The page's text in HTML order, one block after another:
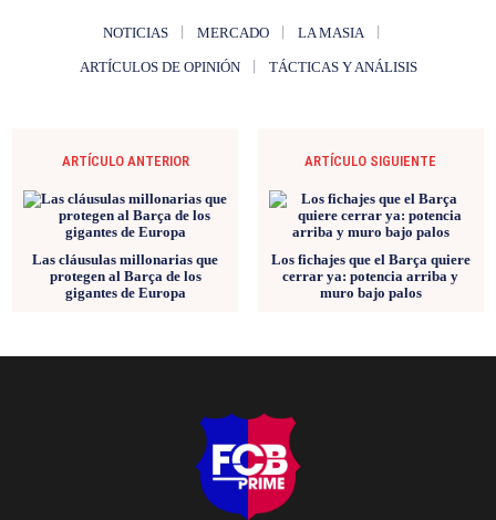
NOTICIAS MERCADO LA MASIA
ARTÍCULOS DE OPINIÓN TÁCTICAS Y ANÁLISIS
ARTÍCULO ANTERIOR
Las cláusulas millonarias que
protegen al Barça de los
gigantes de Europa
ARTÍCULO SIGUIENTE
Los fichajes que el Barça quiere
cerrar ya: potencia arriba y
muro bajo palos